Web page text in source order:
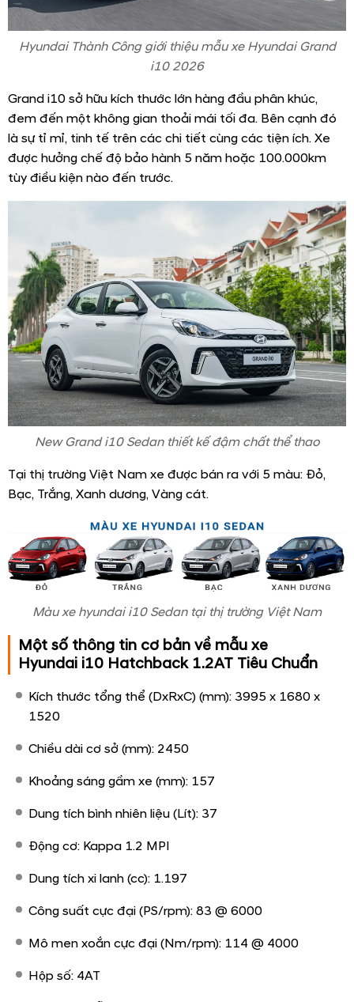
Hyundai Thành Công giới thiệu mẫu xe Hyundai Grand
i10 2026
Grand i10 sở hữu kích thước lớn hàng đầu phân khúc,
đem đến một không gian thoải mái tối đa. Bên cạnh đó
là sự tỉ mỉ, tinh tế trên các chi tiết cùng các tiện ích. Xe
được hưởng chế độ bảo hành 5 năm hoặc 100.000km
tùy điều kiện nào đến trước.
New Grand i10 Sedan thiết kế đậm chất thể thao
Tại thị trường Việt Nam xe được bán ra với 5 màu: Đỏ,
Bạc, Trắng, Xanh dương, Vàng cát.
Màu xe hyundai i10 Sedan tại thị trường Việt Nam
Một số thông tin cơ bản về mẫu xe
Hyundai i10 Hatchback 1.2AT Tiêu Chuẩn
Kích thước tổng thể (DxRxC) (mm): 3995 x 1680 x
1520
Chiều dài cơ sở (mm): 2450
Khoảng sáng gầm xe (mm): 157
Dung tích bình nhiên liệu (Lít): 37
Động cơ: Kappa 1.2 MPI
Dung tích xi lanh (cc): 1.197
Công suất cực đại (PS/rpm): 83 @ 6000
Mô men xoắn cực đại (Nm/rpm): 114 @ 4000
Hộp số: 4AT